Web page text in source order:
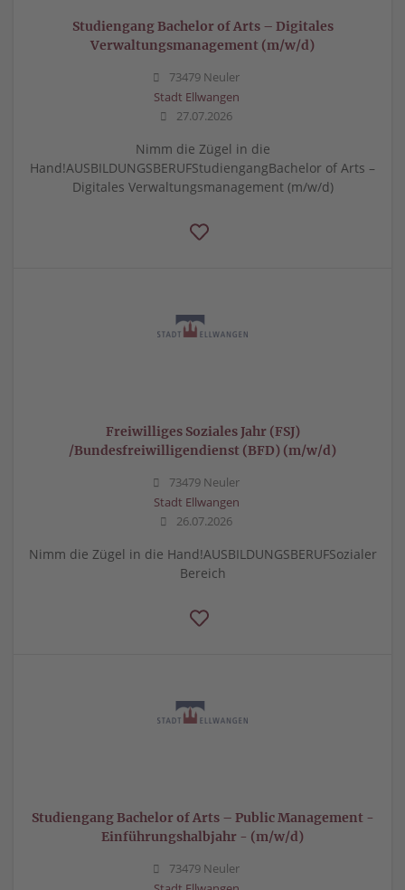
Studiengang Bachelor of Arts – Digitales
Verwaltungsmanagement (m/w/d)
73479 Neuler
Stadt Ellwangen
27.07.2026
Nimm die Zügel in die
Hand!AUSBILDUNGSBERUFStudiengangBachelor of Arts –
Digitales Verwaltungsmanagement (m/w/d)
Freiwilliges Soziales Jahr (FSJ)
/Bundesfreiwilligendienst (BFD) (m/w/d)
73479 Neuler
Stadt Ellwangen
26.07.2026
Nimm die Zügel in die Hand!AUSBILDUNGSBERUFSozialer
Bereich
Studiengang Bachelor of Arts – Public Management -
Einführungshalbjahr - (m/w/d)
73479 Neuler